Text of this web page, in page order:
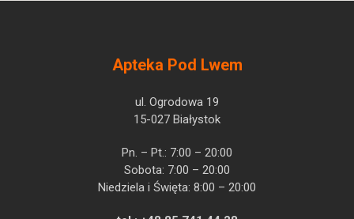
Apteka Pod Lwem
ul. Ogrodowa 19
15-027 Białystok
Pn. – Pt.: 7:00 – 20:00
Sobota: 7:00 – 20:00
Niedziela i Święta: 8:00 – 20:00